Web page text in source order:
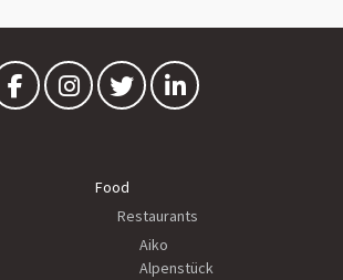
Food
Restaurants
Aiko
Alpenstück